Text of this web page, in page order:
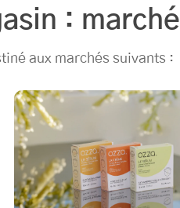
:
aux marchés suivants :